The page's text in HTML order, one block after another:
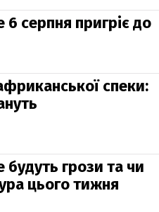
6 серпня пригріє до
спеки:
будуть грози та чи
цього тижня